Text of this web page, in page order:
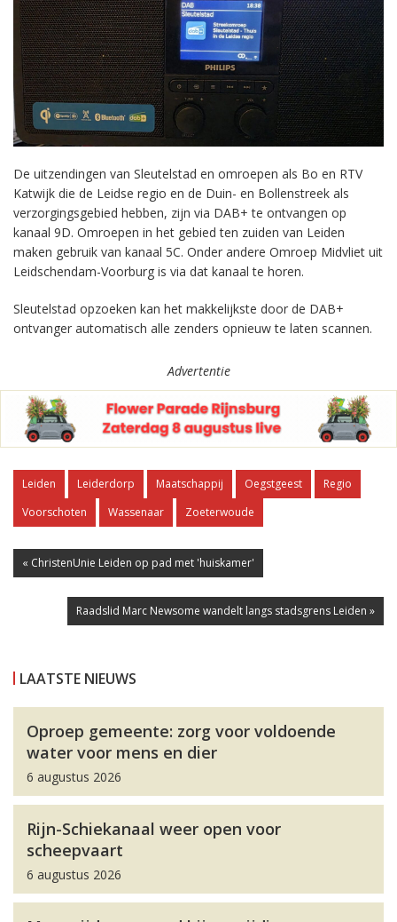
De uitzendingen van Sleutelstad en omroepen als Bo en RTV
Katwijk die de Leidse regio en de Duin- en Bollenstreek als
verzorgingsgebied hebben, zijn via DAB+ te ontvangen op
kanaal 9D. Omroepen in het gebied ten zuiden van Leiden
maken gebruik van kanaal 5C. Onder andere Omroep Midvliet uit
Leidschendam-Voorburg is via dat kanaal te horen.
Sleutelstad opzoeken kan het makkelijkste door de DAB+
ontvanger automatisch alle zenders opnieuw te laten scannen.
Advertentie
Leiden Leiderdorp Maatschappij Oegstgeest
Regio
Voorschoten
Wassenaar Zoeterwoude
« ChristenUnie Leiden op pad met 'huiskamer'
Raadslid Marc Newsome wandelt langs stadsgrens Leiden »
LAATSTE NIEUWS
Oproep gemeente: zorg voor voldoende
water voor mens en dier
6 augustus 2026
Rijn-Schiekanaal weer open voor
scheepvaart
6 augustus 2026